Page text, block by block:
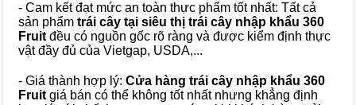
- Cam kết đạt mức an toàn thực phẩm tốt nhất: Tất cả
sản phẩm trái cây tại siêu thị trái cây nhập khẩu 360
Fruit đều có nguồn gốc rõ ràng và được kiểm định thực
vật đầy đủ của Vietgap, USDA,...
- Giá thành hợp lý: Cửa hàng trái cây nhập khẩu 360
Fruit giá bán có thể không tốt nhất nhưng khẳng định